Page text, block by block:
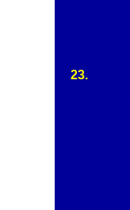
23.